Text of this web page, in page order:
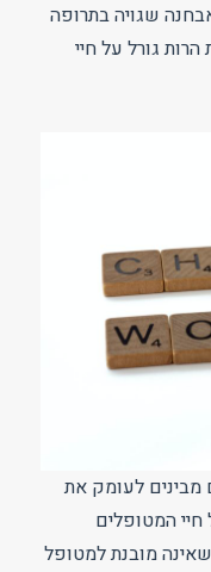
שגויה בתרופה
גורל על חיי
מבינים לעומק את
המטופלים
מובנת למטופל